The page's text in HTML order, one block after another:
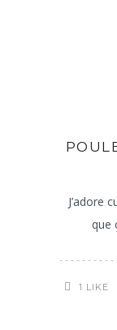
J’adore
que
1 LIKE